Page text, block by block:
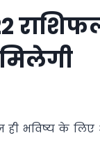
ही भविष्य के